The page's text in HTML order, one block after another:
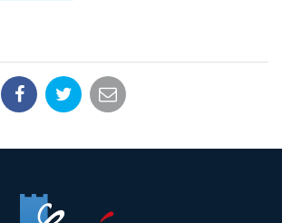
Partager
Facebook
Partager
Twitter
Partager
email